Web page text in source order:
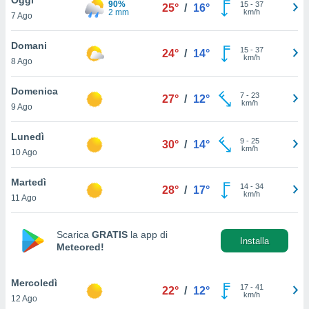
è
al sito
di
ci
di
il
un
la
nella
7 Ago
90%
2 mm
25° / 16° 15- 37
km/h
Domani
8 Ago
24° / 14° 15- 37
km/h
Domenica
9 Ago
27° / 12° 7- 23
km/h
Lunedì
10 Ago
30° / 14° 9- 25
km/h
Martedì
11 Ago
28° / 17° 14- 34
km/h
Scarica GRATIS la app di
Meteored!
Installa
Mercoledì
12 Ago
22° / 12° 17- 41
km/h